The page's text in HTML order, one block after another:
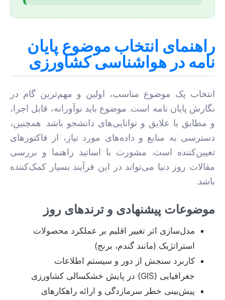
راهنمای انتخاب موضوع پایان
نامه در هواشناسی کشاورزی
انتخاب یک موضوع مناسب، اولین و مهم‌ترین گام در
نگارش پایان نامه است. موضوع باید نوآورانه، قابل اجرا،
و مطابق با علایق و توانایی‌های دانشجو باشد. همچنین،
دسترسی به منابع و داده‌های مورد نیاز، از فاکتورهای
تعیین‌کننده است. مشورت با اساتید راهنما و بررسی
مقالات روز دنیا می‌تواند در این فرآیند بسیار کمک‌کننده
باشد.
موضوعات پیشنهادی و ترندهای روز
مدل‌سازی اثر تغییر اقلیم بر عملکرد محصولات
استراتژیک (مانند گندم، برنج)
کاربرد سنجش از دور و سیستم اطلاعات
جغرافیایی (GIS) در پایش خشکسالی کشاورزی
پیش‌بینی خطر سرمازدگی و ارائه راهکارهای